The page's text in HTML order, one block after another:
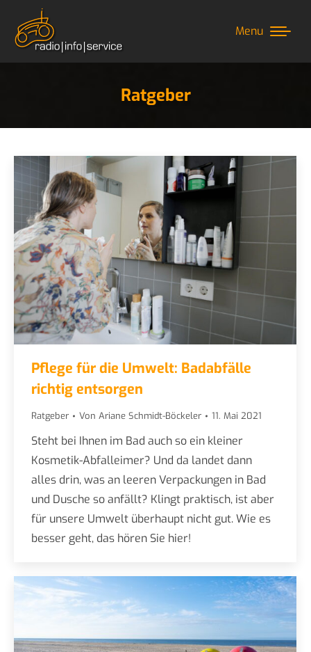
Menu
Ratgeber
Pflege für die Umwelt: Badabfälle
richtig entsorgen
Ratgeber Von Ariane Schmidt-Böckeler 11. Mai 2021
Steht bei Ihnen im Bad auch so ein kleiner
Kosmetik-Abfalleimer? Und da landet dann
alles drin, was an leeren Verpackungen in Bad
und Dusche so anfällt? Klingt praktisch, ist aber
für unsere Umwelt überhaupt nicht gut. Wie es
besser geht, das hören Sie hier!